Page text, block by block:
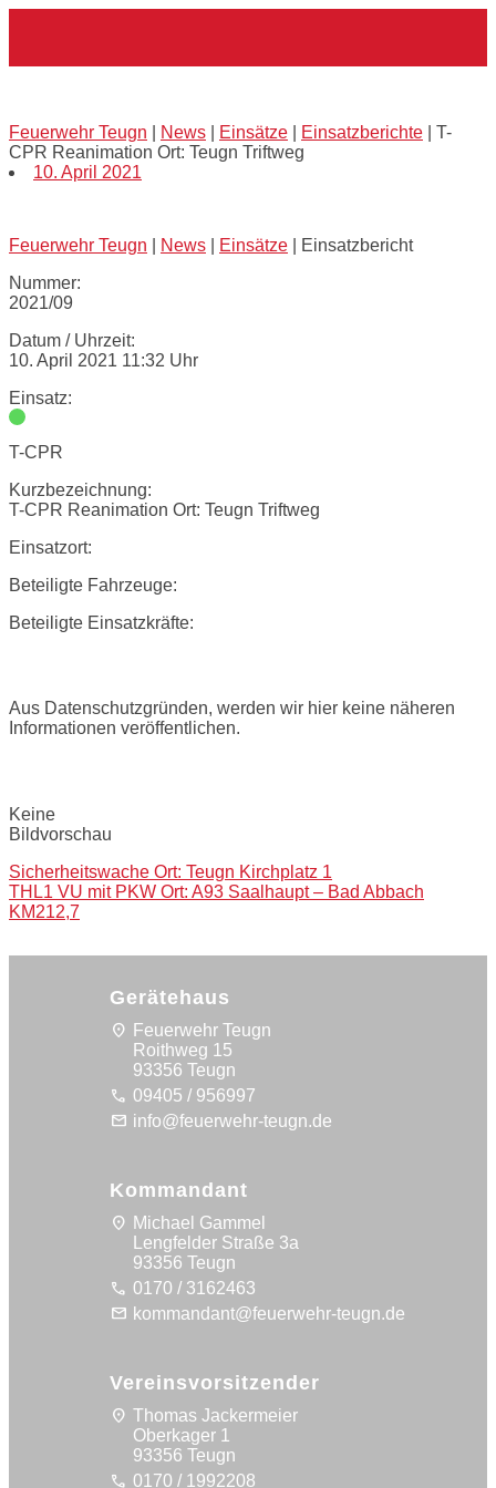
Feuerwehr Teugn News Einsätze Einsatzberichte
T-
CPR Reanimation Ort: Teugn Triftweg
10. April 2021
Feuerwehr Teugn News Einsätze
Einsatzbericht
Nummer:
2021/09
Datum / Uhrzeit:
10. April 2021 11:32 Uhr
Einsatz:
T-CPR
Kurzbezeichnung:
T-CPR Reanimation Ort: Teugn Triftweg
Einsatzort:
Beteiligte Fahrzeuge:
Beteiligte Einsatzkräfte:
Aus Datenschutzgründen, werden wir hier keine näheren
Informationen veröffentlichen.
Keine
Bildvorschau
Post
navigation
Sicherheitswache Ort: Teugn Kirchplatz 1
THL1 VU mit PKW Ort: A93 Saalhaupt – Bad Abbach
KM212,7
Gerätehaus
location_on Feuerwehr Teugn
Roithweg 15
93356 Teugn
call 09405 / 956997
mail info@feuerwehr-teugn.de
Kommandant
location_on Michael Gammel
Lengfelder Straße 3a
93356 Teugn
call 0170 / 3162463
mail kommandant@feuerwehr-teugn.de
Vereinsvorsitzender
location_on Thomas Jackermeier
Oberkager 1
93356 Teugn
call 0170 / 1992208